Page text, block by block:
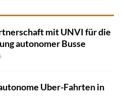
mit UNVI für die
autonomer Busse
Uber-Fahrten in